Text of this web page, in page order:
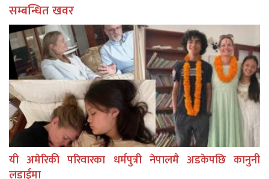
सम्बन्धित खवर
यी अमेरिकी परिवारका धर्मपुत्री नेपालमै अडकेपछि कानुनी
लडाईमा